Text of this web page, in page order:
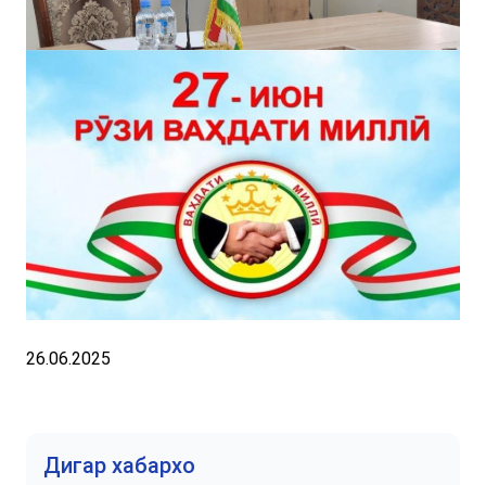
26.06.2025
Дигар хабархо